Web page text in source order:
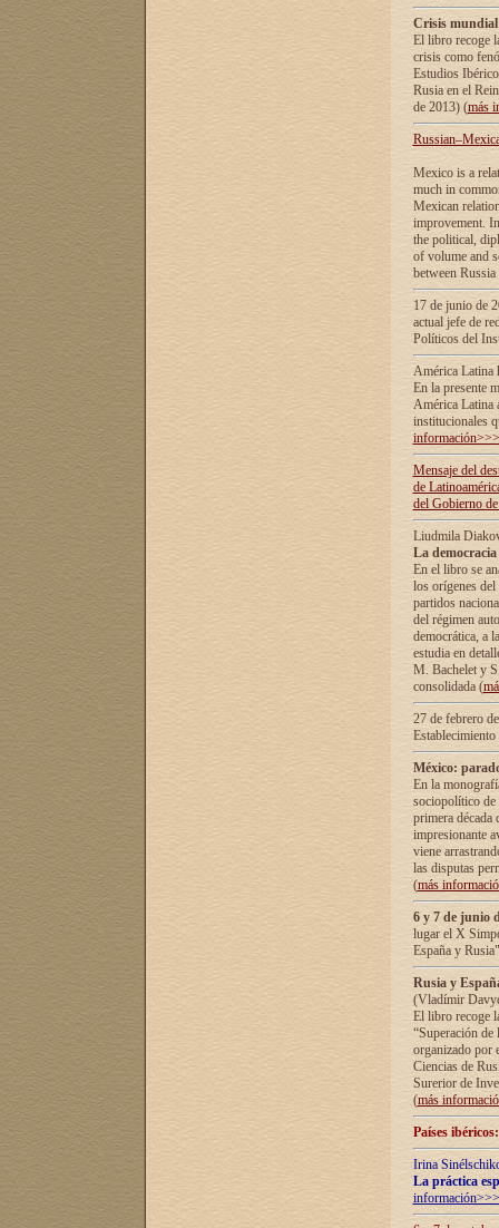
Crisis
El libro recoge
crisis como
Estudios
Rusia en el
de 2013) (más
Mexico is a
much in
Mexican
improvement.
the political,
of volume and
between
17 de junio de
actual jefe de
Políticos del
América Latina
En la presente
América Latina
institucionales
información>>>
Mensaje del
de
del Gobierno
Liudmila
La
En el libro se
los orígenes
partidos
del régimen
democrática, а
estudia en
М. Bachelet у
consolidada (
27 de febrero
México:
En la
sociopolítico de
primera década
impresionante
viene
las disputas
(más
6 y 7 de junio
lugar el X
España y
Rusia y
(Vladímir
El libro recoge
“Superación
organizado por
Ciencias de
Surerior de
(más
Países
Irina
La práctica
información>>>